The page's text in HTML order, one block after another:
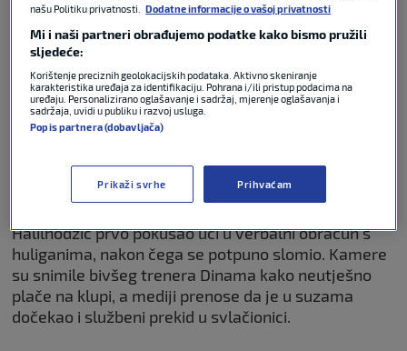
“Vahid na terenu, kao i na klupi – uvijek iskren i
strastven. Narod Nantesa duguje ti vječnu
zahvalnost i poštovanje.”
Ipak,huliganisu na travnjak uletjeli već nakon
dostojanstven oproštaj klupske legende.
Halilhodžić prvo pokušao ući u verbalni obračun s
huliganima, nakon čega se potpuno slomio. Kamere
su snimile bivšeg trenera Dinama kako neutješno
plače na klupi, a mediji prenose da je u suzama
dočekao i službeni prekid u svlačionici.
našu Politiku privatnosti.
Dodatne informacije o vašoj privatnosti
Mi i naši partneri obrađujemo podatke kako bismo pružili
sljedeće:
Korištenje preciznih geolokacijskih podataka. Aktivno skeniranje
karakteristika uređaja za identifikaciju. Pohrana i/ili pristup podacima na
uređaju. Personalizirano oglašavanje i sadržaj, mjerenje oglašavanja i
sadržaja, uvidi u publiku i razvoj usluga.
Popis partnera (dobavljača)
Prikaži svrhe Prihvaćam